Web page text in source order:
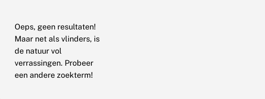
Oeps, geen resultaten!
Maar net als vlinders, is
de natuur vol
verrassingen. Probeer
een andere zoekterm!